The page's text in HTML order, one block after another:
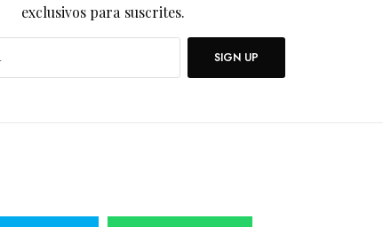
exclusivos para suscrites.
SIGN UP